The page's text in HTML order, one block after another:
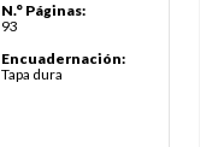
N.° Páginas:
93
Encuadernación:
Tapa dura